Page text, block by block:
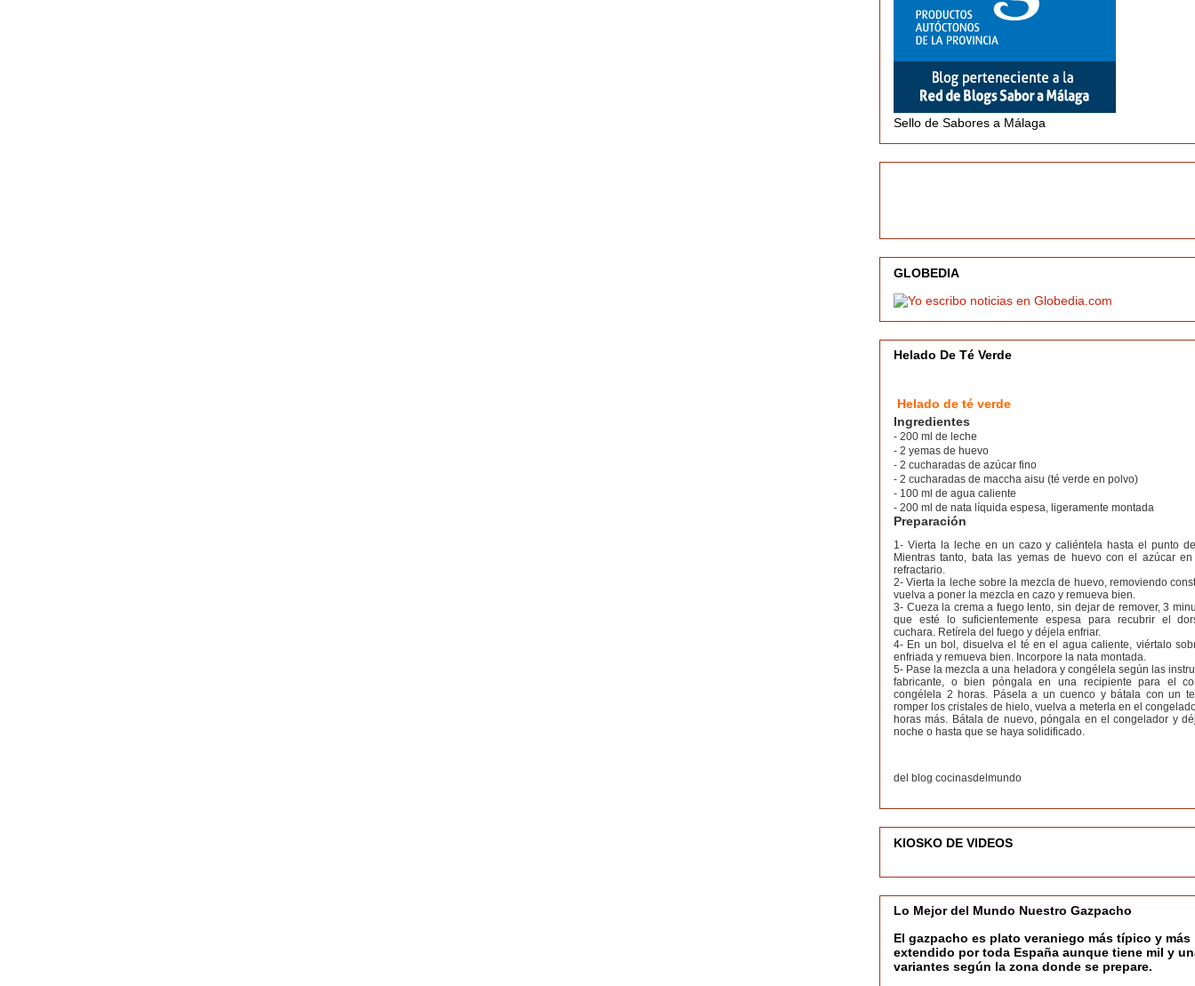
Sello de Sabores a Málaga
GLOBEDIA
Helado De Té Verde
Helado de té verde
Ingredientes
- 200 ml de leche
- 2 yemas de huevo
- 2 cucharadas de azúcar fino
- 2 cucharadas de maccha aisu (té verde en polvo)
- 100 ml de agua caliente
- 200 ml de nata líquida espesa, ligeramente montada
Preparación
1- Vierta la leche en un cazo y caliéntela hasta el punto
Mientras tanto, bata las yemas de huevo con el azúcar
refractario.
2- Vierta la leche sobre la mezcla de huevo, removiendo
vuelva a poner la mezcla en cazo y remueva bien.
3- Cueza la crema a fuego lento, sin dejar de remover, 3
que esté lo suficientemente espesa para recubrir el
cuchara. Retírela del fuego y déjela enfriar.
4- En un bol, disuelva el té en el agua caliente, viértalo
enfriada y remueva bien. Incorpore la nata montada.
5- Pase la mezcla a una heladora y congélela según las
fabricante, o bien póngala en una recipiente para el
congélela 2 horas. Pásela a un cuenco y bátala con un
romper los cristales de hielo, vuelva a meterla en el
horas más. Bátala de nuevo, póngala en el congelador y
noche o hasta que se haya solidificado.
del blog cocinasdelmundo
KIOSKO DE VIDEOS
Lo Mejor del Mundo Nuestro Gazpacho
El gazpacho es plato veraniego más típico y más
extendido por toda España aunque tiene mil y
variantes según la zona donde se prepare.